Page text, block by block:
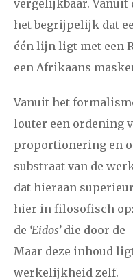
vergelijkbaar.
het begrijpelijk dat
één lijn ligt met een
een Afrikaans
Vanuit het
louter een ordening
proportionering en
substraat van de
dat hieraan
hier in filosofisch
de ‘Eidos’die door de
Maar deze inhoud
werkelijkheid zelf.